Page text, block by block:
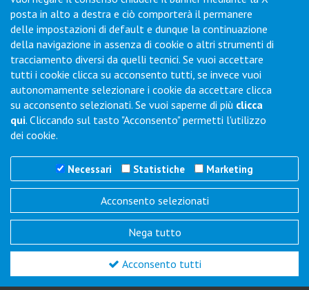
Contatti
Via Collodi, 1 - Loc. Chiano - 50028 Barberino Tavarnelle (FI) -
Italy
Tel.+39 0577-6501Fax+39 0577-650216
Commenti / Richieste
Trigano Servizi S.r.l.
REA N° SI 143123 - Cap. Soc. 100.000 i.v.
posta in alto a destra e ciò comporterà il permanere
delle impostazioni di default e dunque la continuazione
della navigazione in assenza di cookie o altri strumenti di
tracciamento diversi da quelli tecnici. Se vuoi accettare
tutti i cookie clicca su acconsento tutti, se invece vuoi
autonomamente selezionare i cookie da accettare clicca
su acconsento selezionati. Se vuoi saperne di più clicca
qui. Cliccando sul tasto "Acconsento" permetti l'utilizzo
dei cookie.
Necessari Statistiche Marketing
Acconsento selezionati
Nega tutto
Acconsento tutti